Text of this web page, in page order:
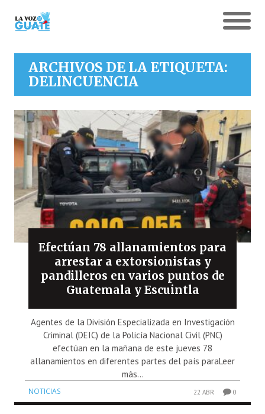
ARCHIVOS DE LA ETIQUETA:
DELINCUENCIA
Efectúan 78 allanamientos para
arrestar a extorsionistas y
pandilleros en varios puntos de
Guatemala y Escuintla
Agentes de la División Especializada en Investigación
Criminal (DEIC) de la Policía Nacional Civil (PNC)
efectúan en la mañana de este jueves 78
allanamientos en diferentes partes del país paraLeer
más...
NOTICIAS 22 ABR 0